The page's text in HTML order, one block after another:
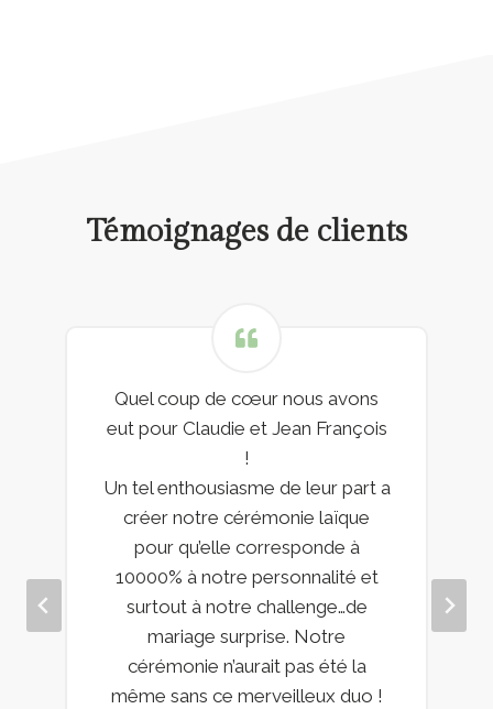
Témoignages de clients
Quel coup de cœur nous avons
eut pour Claudie et Jean François
!
Un tel enthousiasme de leur part a
créer notre cérémonie laïque
pour qu’elle corresponde à
10000% à notre personnalité et
surtout à notre challenge…de
mariage surprise. Notre
cérémonie n’aurait pas été la
même sans ce merveilleux duo !